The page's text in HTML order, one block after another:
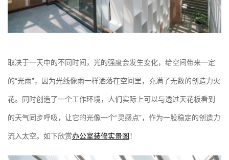
取决于一天中的不同时间，光的强度会发生变化，给空间带来一定
的“光雨”，因为光线像雨一样洒落在空间里，充满了无数的创造力火
花。同时创造了一个工作环境，人们实际上可以与透过天花板看到
的天气同步呼吸，让它的光像一个“灵感点”，作为一股稳定的创造力
流入太空。如下欣赏办公室装修实景图 ！